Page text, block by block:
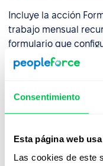
Consentimiento
Esta página web
Las cookies de este
Incluye la acción
trabajo mensual
formulario que
empleo están
publicaciones
Establece fechas
cuando comience el
antes de la fecha